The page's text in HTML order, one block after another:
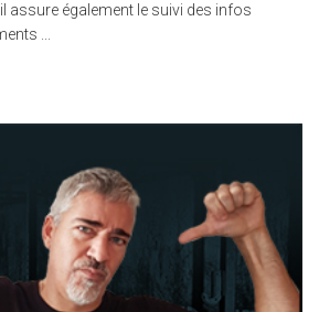
assure également le suivi des infos
...